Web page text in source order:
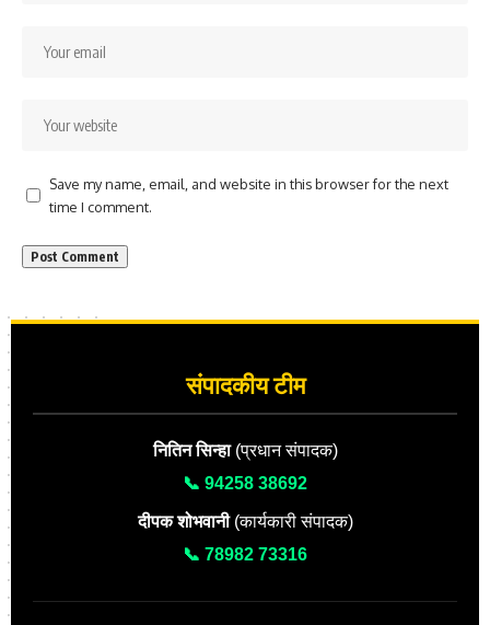
Save my name, email, and website in this browser for the next
time I comment.
संपादकीय टीम
नितिन सिन्हा(प्रधान संपादक)
📞 94258 38692
दीपक शोभवानी(कार्यकारी संपादक)
📞 78982 73316